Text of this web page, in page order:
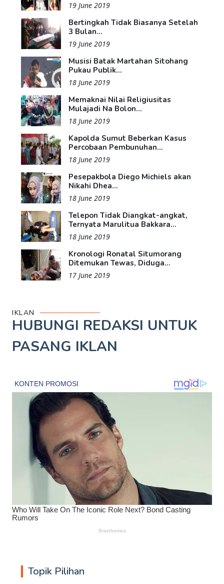
19 June 2019
Bertingkah Tidak Biasanya Setelah
3 Bulan...
19 June 2019
Musisi Batak Martahan Sitohang
Pukau Publik...
18 June 2019
Memaknai Nilai Religiusitas
Mulajadi Na Bolon...
18 June 2019
Kapolda Sumut Beberkan Kasus
Percobaan Pembunuhan...
18 June 2019
Pesepakbola Diego Michiels akan
Nikahi Dhea...
18 June 2019
Telepon Tidak Diangkat-angkat,
Ternyata Marulitua Bakkara...
18 June 2019
Kronologi Ronatal Situmorang
Ditemukan Tewas, Diduga...
17 June 2019
IKLAN
HUBUNGI REDAKSI UNTUK
PASANG IKLAN
Topik Pilihan